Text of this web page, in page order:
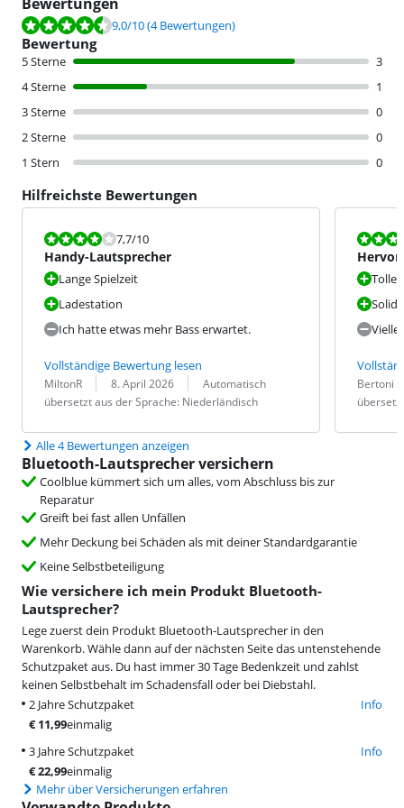
Bewertet mit 9,0 von 10, basierend auf 4 Bewertungen.
9,0/10(4 Bewertungen)
Bewertung
5 Sterne
3
4 Sterne
1
3 Sterne
0
2 Sterne
0
1 Stern
0
Hilfreichste Bewertungen
Bewertet mit 7,7 von 10.
7,7/10
Handy-Lautsprecher
Lange Spielzeit
Ladestation
Ich hatte etwas mehr Bass erwartet.
Vollständige Bewertung lesen
Bewertung von:
MiltonR
Datum: 8. April 2026
Übersetzung:
Automatisch
übersetzt aus der Sprache: Niederländisch
Bewertet
Toller
Bewertung
Bertoni
Datum:
Alle 4 Bewertungen anzeigen
Bluetooth-Lautsprecher versichern
Coolblue kümmert sich um alles, vom Abschluss bis zur
Reparatur
Greift bei fast allen Unfällen
Mehr Deckung bei Schäden als mit deiner Standardgarantie
Keine Selbstbeteiligung
Wie versichere ich mein Produkt Bluetooth-
Lautsprecher?
Lege zuerst dein Produkt Bluetooth-Lautsprecher in den
Warenkorb. Wähle dann auf der nächsten Seite das untenstehende
Schutzpaket aus. Du hast immer 30 Tage Bedenkzeit und zahlst
keinen Selbstbehalt im Schadensfall oder bei Diebstahl.
2 Jahre Schutzpaket
Info
€11,99einmalig
3 Jahre Schutzpaket
Info
€22,99einmalig
Mehr über Versicherungen erfahren